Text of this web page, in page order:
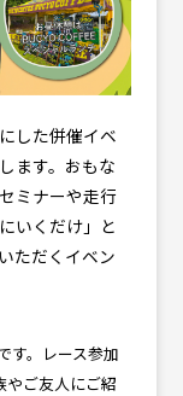
した併催イベ
ます。おもな
ミナーや走行
いくだけ」と
ただくイベン
す。レース参加
やご友人にご紹